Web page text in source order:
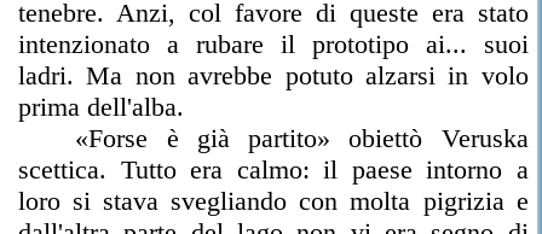
tenebre. Anzi, col favore di queste era stato
intenzionato a rubare il prototipo ai... suoi
ladri. Ma non avrebbe potuto alzarsi in volo
prima dell'alba.
«Forse è già partito» obiettò Veruska
scettica. Tutto era calmo: il paese intorno a
loro si stava svegliando con molta pigrizia e